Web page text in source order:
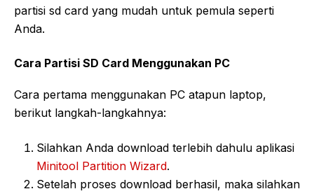
partisi sd card yang mudah untuk pemula seperti
Anda.
Cara Partisi SD Card Menggunakan PC
Cara pertama menggunakan PC atapun laptop,
berikut langkah-langkahnya:
Silahkan Anda download terlebih dahulu aplikasi
Minitool Partition Wizard.
Setelah proses download berhasil, maka silahkan